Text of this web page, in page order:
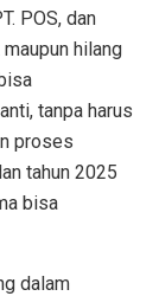
POS, dan
hilang
tanpa harus
proses
tahun 2025
bisa
dalam